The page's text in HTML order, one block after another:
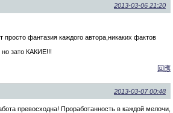
2013-03-06 21:20
просто фантазия каждого автора,никаких фактов
но зато КАКИЕ!!!
回應
2013-03-07 00:48
превосходна! Проработанность в каждой мелочи,